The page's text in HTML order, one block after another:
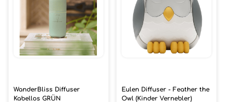
WanderBliss Diffuser
Kabellos GRÜN
Eulen Diffuser - Feather the
Owl (Kinder Vernebler)